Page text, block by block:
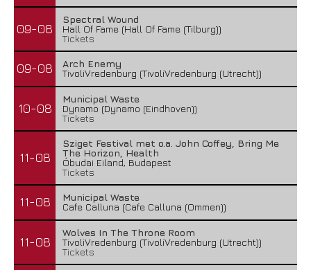
09-08
Spectral Wound
Hall Of Fame (Hall Of Fame (Tilburg))
Tickets
09-08
Arch Enemy
TivoliVredenburg (TivoliVredenburg (Utrecht))
10-08
Municipal Waste
Dynamo (Dynamo (Eindhoven))
Tickets
11-08
Sziget Festival met o.a. John Coffey, Bring Me
The Horizon, Health
Óbudai Eiland, Budapest
Tickets
11-08
Municipal Waste
Cafe Calluna (Cafe Calluna (Ommen))
11-08
Wolves In The Throne Room
TivoliVredenburg (TivoliVredenburg (Utrecht))
Tickets